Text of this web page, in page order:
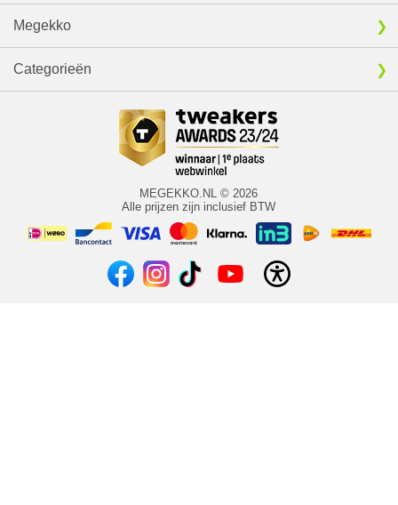
Megekko
Categorieën
MEGEKKO.NL © 2026
Alle prijzen zijn inclusief BTW